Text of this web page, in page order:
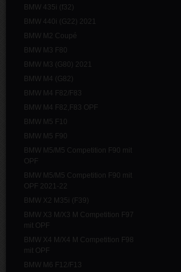
BMW 435i (f32)
BMW 440i (G22) 2021
BMW M2 Coupé
BMW M3 F80
BMW M3 (G80) 2021
BMW M4 (G82)
BMW M4 F82/F83
BMW M4 F82,F83 OPF
BMW M5 F10
BMW M5 F90
BMW M5/M5 Competition F90 mit
OPF
BMW M5/M5 Competition F90 mit
OPF 2021-22
BMW X2 M35i (F39)
BMW X3 M/X3 M Competition F97
mit OPF
BMW X4 M/X4 M Competition F98
mit OPF
BMW M6 F12/F13